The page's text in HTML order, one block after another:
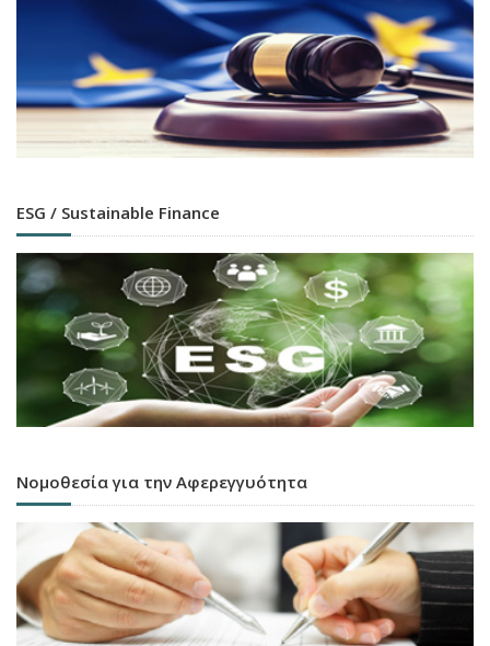
ESG / Sustainable Finance
Νομοθεσία για την Αφερεγγυότητα